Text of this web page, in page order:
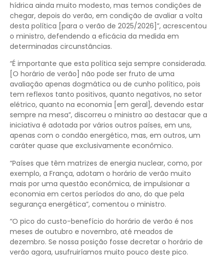
hídrica ainda muito modesto, mas temos condições de
chegar, depois do verão, em condição de avaliar a volta
desta política [para o verão de 2025/2026]”, acrescentou
o ministro, defendendo a eficácia da medida em
determinadas circunstâncias.
“É importante que esta política seja sempre considerada.
[O horário de verão] não pode ser fruto de uma
avaliação apenas dogmática ou de cunho político, pois
tem reflexos tanto positivos, quanto negativos, no setor
elétrico, quanto na economia [em geral], devendo estar
sempre na mesa”, discorreu o ministro ao destacar que a
iniciativa é adotada por vários outros países, em uns,
apenas com o condão energético, mas, em outros, um
caráter quase que exclusivamente econômico.
“Países que têm matrizes de energia nuclear, como, por
exemplo, a França, adotam o horário de verão muito
mais por uma questão econômica, de impulsionar a
economia em certos períodos do ano, do que pela
segurança energética”, comentou o ministro.
“O pico do custo-benefício do horário de verão é nos
meses de outubro e novembro, até meados de
dezembro. Se nossa posição fosse decretar o horário de
verão agora, usufruiríamos muito pouco deste pico.